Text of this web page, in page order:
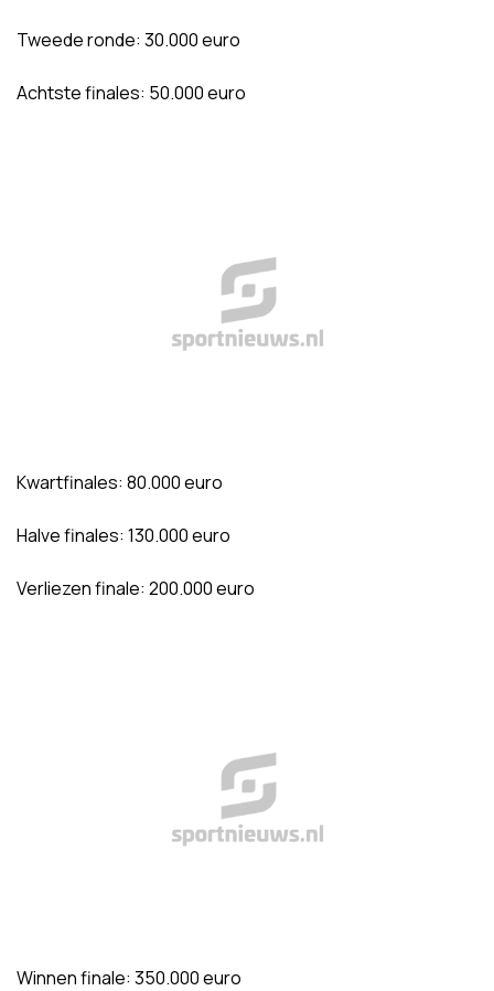
Tweede ronde: 30.000 euro
Achtste finales: 50.000 euro
Kwartfinales: 80.000 euro
Halve finales: 130.000 euro
Verliezen finale: 200.000 euro
Winnen finale: 350.000 euro